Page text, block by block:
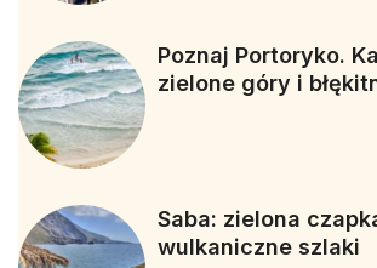
Poznaj Portoryko.
zielone góry i
Saba: zielona
wulkaniczne szlaki